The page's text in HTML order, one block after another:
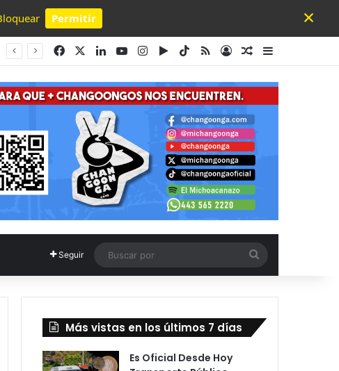
Permitir
Powered by SendPulse
×
FacebookLinkedInYouTubeInstagram
Google Play
TikTok
RSS AccesoPublicación al
Seguir
por
Más vistas en los últimos 7 días
Es Oficial Desde Hoy